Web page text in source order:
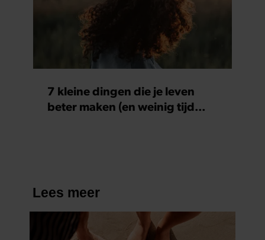
7 kleine dingen die je leven
beter maken (en weinig tijd